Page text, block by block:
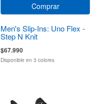
Comprar
Men's Slip-Ins: Uno Flex -
Step N Knit
$67.990
Disponible en 3 colores